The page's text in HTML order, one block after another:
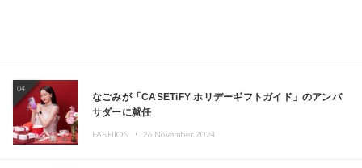
04
なごみが「CASETiFY ホリデーギフトガイド」のアンバ
サダーに就任
FASHION ・ 26.November.2024